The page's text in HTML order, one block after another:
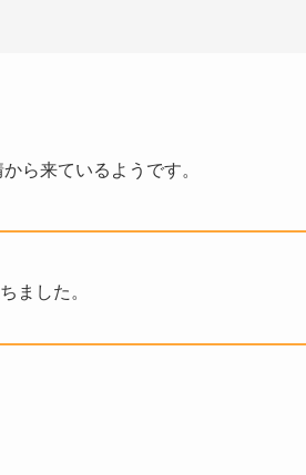
ら来ているようです。
ました。